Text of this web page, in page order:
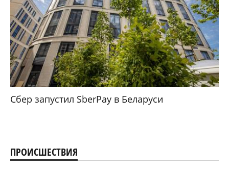
Сбер запустил SberPay в Беларуси
ПРОИСШЕСТВИЯ